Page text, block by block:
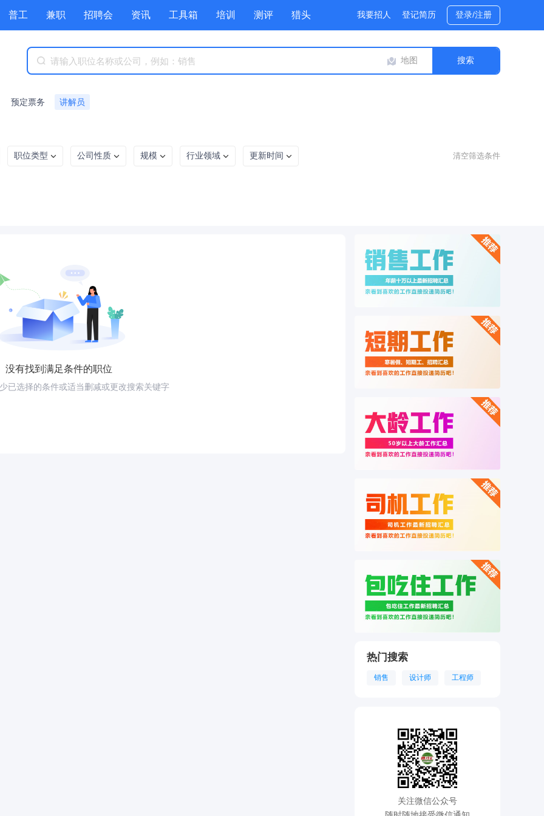
普工 兼职 招聘会 资讯 工具箱 培训 测评 猎头 我要招人 登记简历 登录/注册
地图
预定票务 讲解员
职位类型 公司性质 规模 行业领域 更新时间 清空筛选条件
没有找到满足条件的职位
已选择的条件或适当删减或更改搜索关键字
热门搜索
销售 设计师 工程师
关注微信公众号